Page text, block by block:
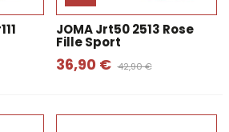
JOMA Jrt50 2513 Rose
Fille Sport
36,90 € 42,90 €